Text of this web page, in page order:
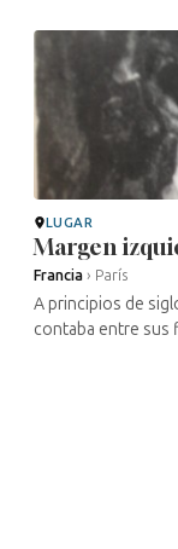
LUGAR
Margen
Francia › París
A principios de
contaba entre sus